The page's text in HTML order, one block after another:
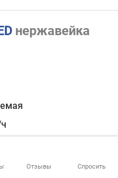
Отзывы Спросить
нержавейка